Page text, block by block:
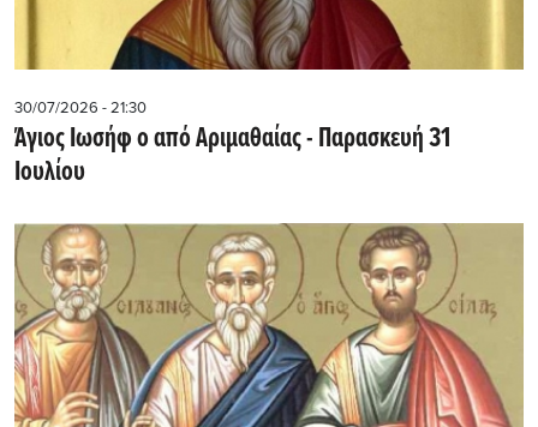
30/07/2026 - 21:30
Άγιος Ιωσήφ ο από Αριμαθαίας - Παρασκευή 31
Ιουλίου